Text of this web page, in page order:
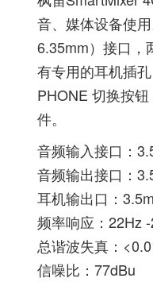
音、媒体设备使
6.35mm）接口，
有专用的耳机插
PHONE 切换按
件。
音频输入接口：
音频输出接口：
耳机输出口：
频率响应：22Hz
总谐波失真：
信噪比：77dBu